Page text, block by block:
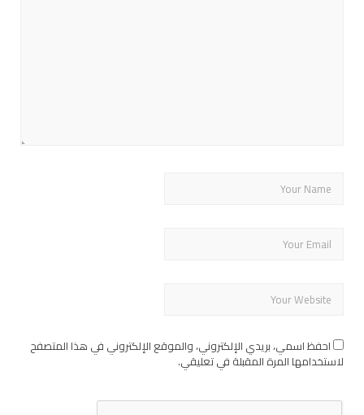
احفظ اسمي، بريدي الإلكتروني، والموقع الإلكتروني في هذا المتصفح
لاستخدامها المرة المقبلة في تعليقي.